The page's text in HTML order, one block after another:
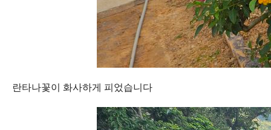
란타나꽃이 화사하게 피었습니다